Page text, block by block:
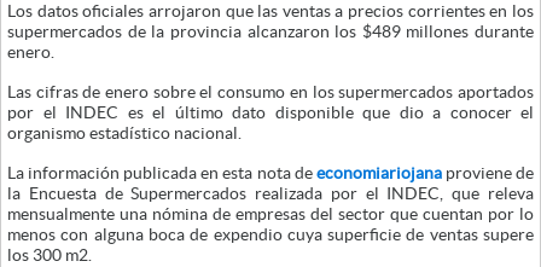
Los datos oficiales arrojaron que las ventas a precios corrientes en los
supermercados de la provincia alcanzaron los $489 millones durante
enero.
Las cifras de enero sobre el consumo en los supermercados aportados
por el INDEC es el último dato disponible que dio a conocer el
organismo estadístico nacional.
La información publicada en esta nota deeconomiariojanaproviene de
la Encuesta de Supermercados realizada por el INDEC, que releva
mensualmente una nómina de empresas del sector que cuentan por lo
menos con alguna boca de expendio cuya superficie de ventas supere
los 300 m2.